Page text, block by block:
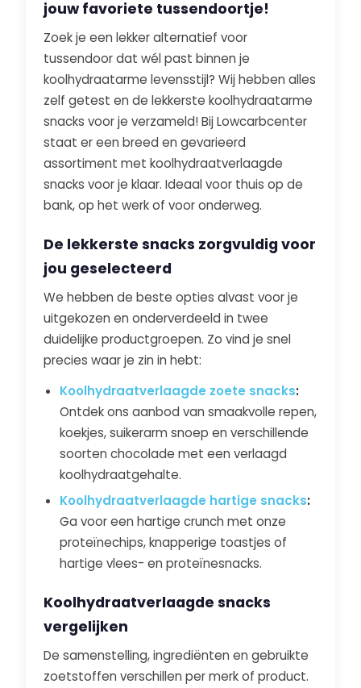
jouw favoriete tussendoortje!
Zoek je een lekker alternatief voor
tussendoor dat wél past binnen je
koolhydraatarme levensstijl? Wij hebben alles
zelf getest en de lekkerste koolhydraatarme
snacks voor je verzameld! Bij Lowcarbcenter
staat er een breed en gevarieerd
assortiment met koolhydraatverlaagde
snacks voor je klaar. Ideaal voor thuis op de
bank, op het werk of voor onderweg.
De lekkerste snacks zorgvuldig voor
jou geselecteerd
We hebben de beste opties alvast voor je
uitgekozen en onderverdeeld in twee
duidelijke productgroepen. Zo vind je snel
precies waar je zin in hebt:
Koolhydraatverlaagde zoete snacks:
Ontdek ons aanbod van smaakvolle repen,
koekjes, suikerarm snoep en verschillende
soorten chocolade met een verlaagd
koolhydraatgehalte.
Koolhydraatverlaagde hartige snacks:
Ga voor een hartige crunch met onze
proteïnechips, knapperige toastjes of
hartige vlees- en proteïnesnacks.
Koolhydraatverlaagde snacks
vergelijken
De samenstelling, ingrediënten en gebruikte
zoetstoffen verschillen per merk of product.